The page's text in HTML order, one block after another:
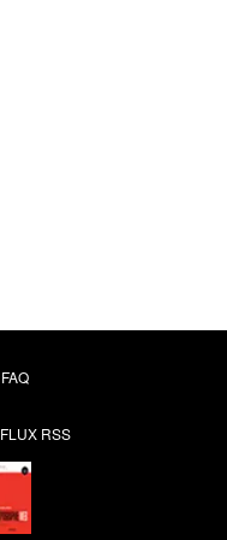
FAQ
FLUX RSS